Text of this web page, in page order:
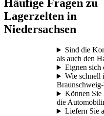
Häufige Fragen zu
Lagerzelten in
Niedersachsen
Sind die
als auch den
Eignen sich
Wie schnell
Können Sie
die
Liefern Sie